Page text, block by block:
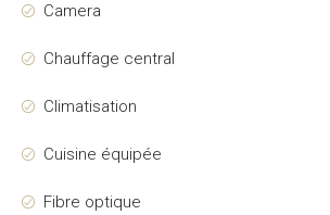
Camera
Chauffage central
Climatisation
Cuisine équipée
Fibre optique